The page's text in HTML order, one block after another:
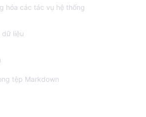
hóa các tác vụ hệ thống
liệu
tệp Markdown